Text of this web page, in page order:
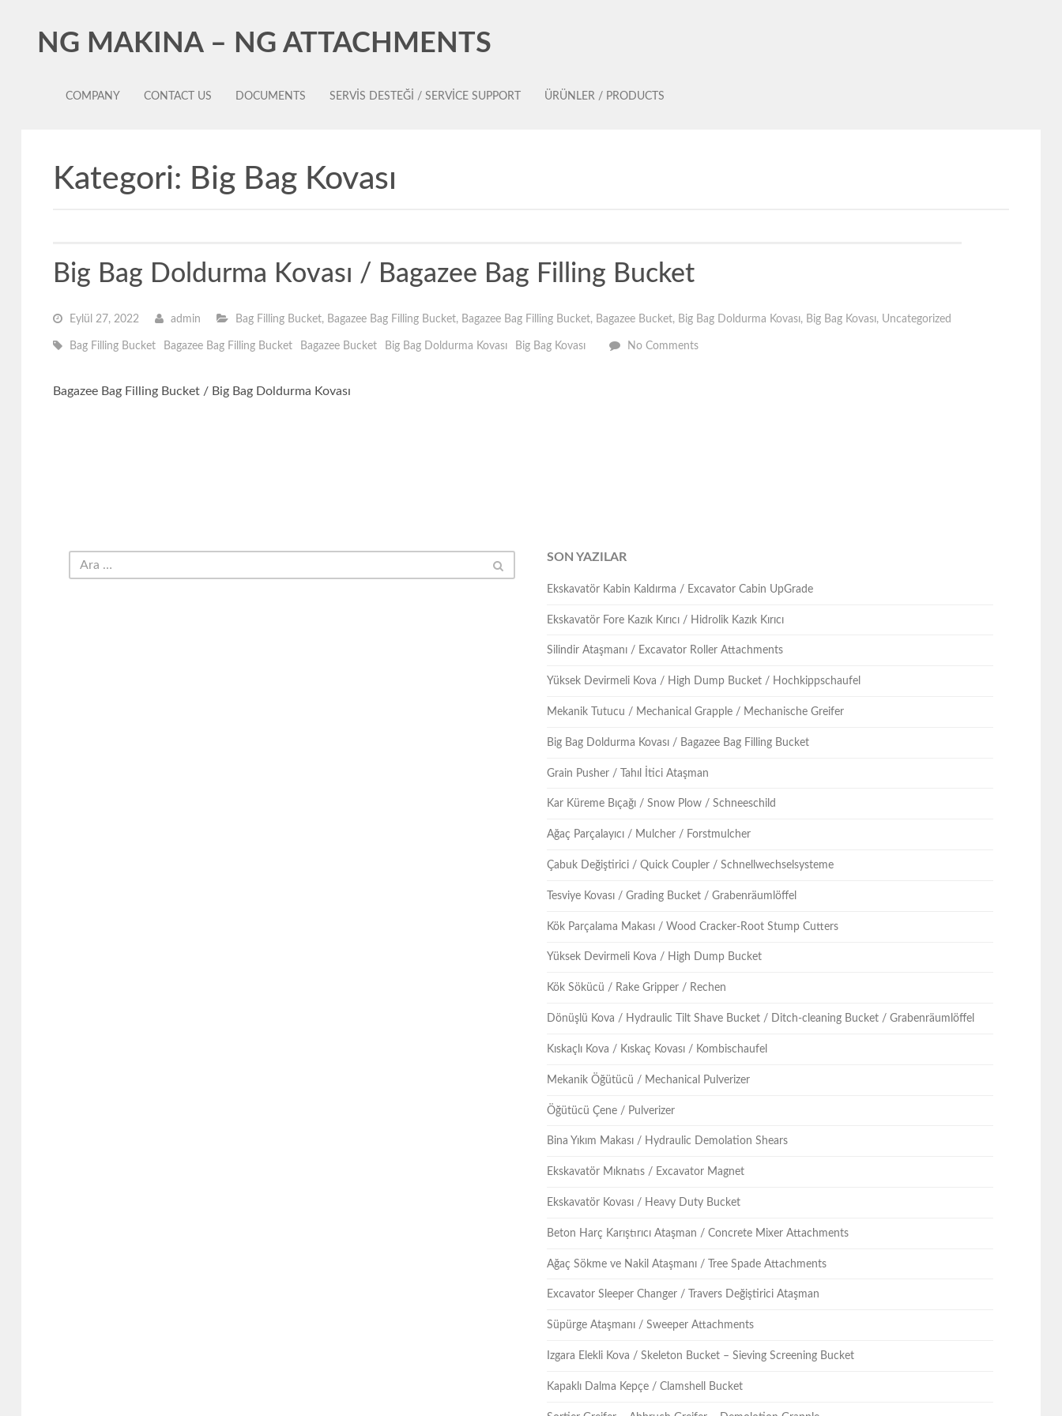
NG MAKINA – NG ATTACHMENTS
COMPANY CONTACT US DOCUMENTS SERVIS DESTEĞI / SERVICE SUPPORT ÜRÜNLER / PRODUCTS
Kategori: Big Bag Kovası
Big Bag Doldurma Kovası / Bagazee Bag Filling Bucket
Eylül 27, 2022 admin Bag Filling Bucket, Bagazee Bag Filling Bucket, Bagazee Bag Filling Bucket, Bagazee Bucket, Big Bag Doldurma Kovası, Big Bag Kovası, Uncategorized
Bag Filling Bucket Bagazee Bag Filling Bucket Bagazee Bucket Big Bag Doldurma Kovası Big Bag Kovası No Comments
Bagazee Bag Filling Bucket / Big Bag Doldurma Kovası
SON YAZILAR
Ekskavatör Kabin Kaldırma / Excavator Cabin UpGrade
Ekskavatör Fore Kazık Kırıcı / Hidrolik Kazık Kırıcı
Silindir Ataşmanı / Excavator Roller Attachments
Yüksek Devirmeli Kova / High Dump Bucket / Hochkippschaufel
Mekanik Tutucu / Mechanical Grapple / Mechanische Greifer
Big Bag Doldurma Kovası / Bagazee Bag Filling Bucket
Grain Pusher / Tahıl İtici Ataşman
Kar Küreme Bıçağı / Snow Plow / Schneeschild
Ağaç Parçalayıcı / Mulcher / Forstmulcher
Çabuk Değiştirici / Quick Coupler / Schnellwechselsysteme
Tesviye Kovası / Grading Bucket / Grabenräumlöffel
Kök Parçalama Makası / Wood Cracker-Root Stump Cutters
Yüksek Devirmeli Kova / High Dump Bucket
Kök Sökücü / Rake Gripper / Rechen
Dönüşlü Kova / Hydraulic Tilt Shave Bucket / Ditch-cleaning Bucket / Grabenräumlöffel
Kıskaçlı Kova / Kıskaç Kovası / Kombischaufel
Mekanik Öğütücü / Mechanical Pulverizer
Öğütücü Çene / Pulverizer
Bina Yıkım Makası / Hydraulic Demolation Shears
Ekskavatör Mıknatıs / Excavator Magnet
Ekskavatör Kovası / Heavy Duty Bucket
Beton Harç Karıştırıcı Ataşman / Concrete Mixer Attachments
Ağaç Sökme ve Nakil Ataşmanı / Tree Spade Attachments
Excavator Sleeper Changer / Travers Değiştirici Ataşman
Süpürge Ataşmanı / Sweeper Attachments
Izgara Elekli Kova / Skeleton Bucket – Sieving Screening Bucket
Kapaklı Dalma Kepçe / Clamshell Bucket